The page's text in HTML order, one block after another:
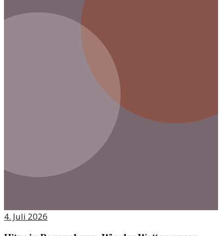
4. Juli 2026